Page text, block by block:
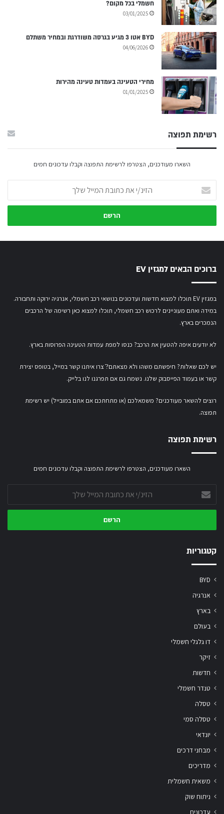
חשמלי בכל מקום?
03/01/2025
BYD אטו 3 מגיע בגרסה משודרגת ובמחיר משתלם
04/06/2026
מחירי הטעינה בעמדות טעינה מהירות
01/01/2025
רשימת תפוצה
השארו מעודכנים, הצטרפו לרשימת התפוצה וקבלו עדכונים חמים
את
כתובת
שלך
ברוכים הבאים למגזין EV
במגזין EV תוכלו למצוא חדשות ועדכונים בנושאי רכב חשמלי, אנרגיה ירוקה ותחבורה.
במידה ואתם מעוניינים לרכוש רכב חשמלי, תוכלו למצוא כאן רשימה של הרכבים
הנמכרים בארץ.
לא יודעים איפה להטעין את הרכב? כנסו למפת עמדות הטעינה הפרוסות בארץ.
יש לכם שאלות? חיפשתם משהו ולא מצאתם?ֿ צרו איתנו קשר במייל, בטופס יצירת
קשראובעמוד הפייסבוק שלנו. נשמח גם אם תפרגנו לנו בלייק.
רוצים להשאר מעודכנים? משמאלכם (או מתחתכם אם אתם במובייל) יש רשימת
תפוצה.
רשימת תפוצה
השארו מעודכנים, הצטרפו לרשימת התפוצה וקבלו עדכונים חמים
את
כתובת
שלך
קטגוריות
BYD
אנרגיה
בארץ
בעולם
דו גלגלי חשמלי
זיקר
חדשות
טנדר חשמלי
טסלה
טסלה סמי
יונדאי
מבחני דרכים
מדריכים
משאית חשמלית
ניתוח שוק
עדכונים